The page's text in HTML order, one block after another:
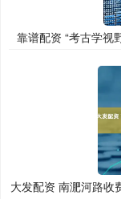
靠谱配资 “考古学视
大发配资 南淝河路收